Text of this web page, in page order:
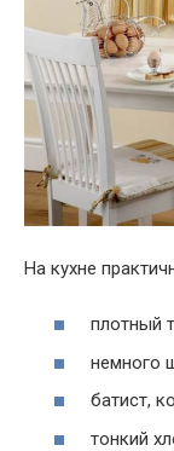
На кухне
плотный
немного
батист,
тонкий